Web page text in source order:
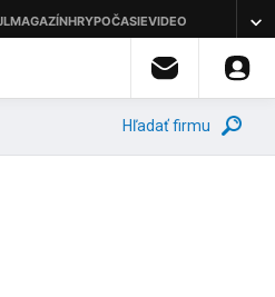
Hľadať firmu